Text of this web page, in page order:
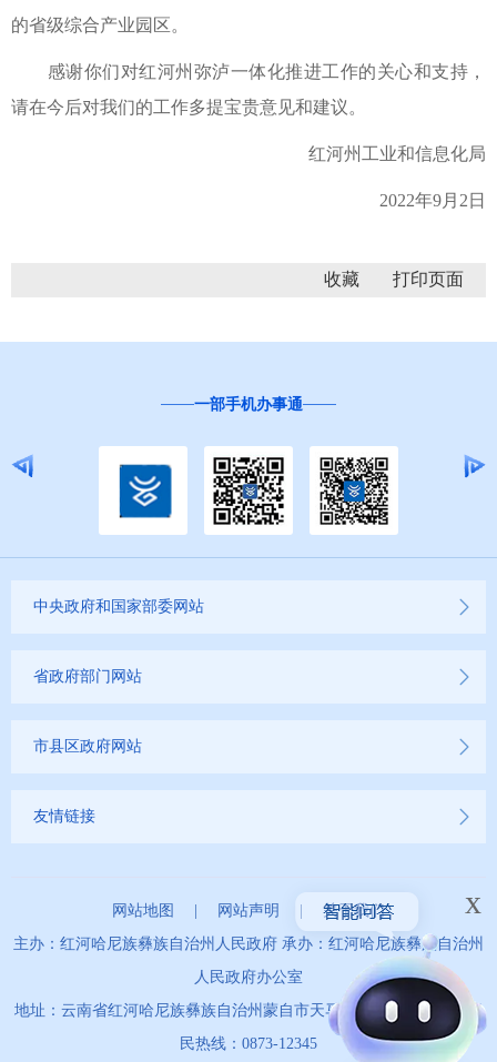
的省级综合产业园区。
感谢你们对红河州弥泸一体化推进工作的关心和支持，
请在今后对我们的工作多提宝贵意见和建议。
红河州工业和信息化局
2022年9月2日
收藏
一部手机办事通
中央政府和国家部委网站
省政府部门网站
市县区政府网站
友情链接
网站地图 网站声明
关于我们
主办：红河哈尼族彝族自治州人民政府 承办：红河哈尼族彝族自治州
人民政府办公室
地址：云南省红河哈尼族彝族自治州蒙自市天马路67号 政务服务便
民热线：0873-12345
x